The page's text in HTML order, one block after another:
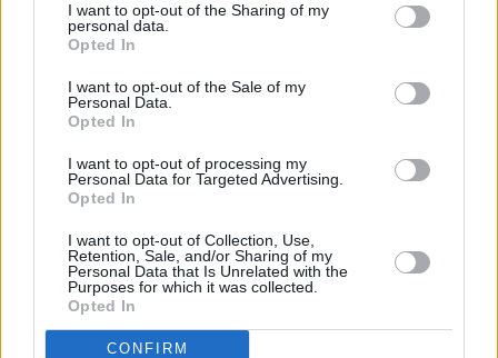
I want to opt-out of the Sharing of my
personal data.
Opted In
I want to opt-out of the Sale of my
Personal Data.
Opted In
I want to opt-out of processing my
Personal Data for Targeted Advertising.
Opted In
I want to opt-out of Collection, Use,
Retention, Sale, and/or Sharing of my
Personal Data that Is Unrelated with the
Purposes for which it was collected.
Opted In
CONFIRM
Na takiego Tiguana czekałem. Jest
bardziej analogowo, no i ten diesel...